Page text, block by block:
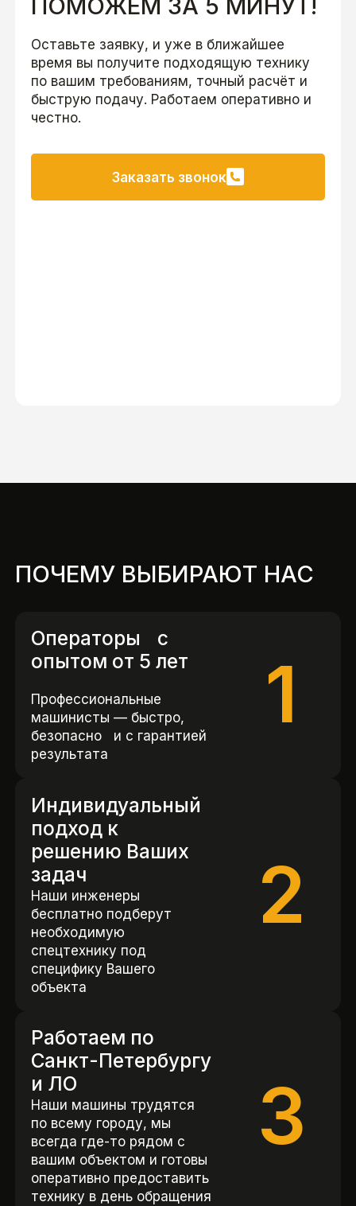
ПОМОЖЕМ ЗА 5 МИНУТ!
Оставьте заявку, и уже в ближайшее
время вы получите подходящую технику
по вашим требованиям, точный расчёт и
быструю подачу. Работаем оперативно и
честно.
Заказать звонок
ПОЧЕМУ ВЫБИРАЮТ НАС
Операторы с
опытом от 5 лет
Профессиональные
машинисты — быстро,
безопасно и с гарантией
результата
1
Индивидуальный
подход к
решению Ваших
задач
Наши инженеры
бесплатно подберут
необходимую
спецтехнику под
специфику Вашего
объекта
2
Работаем по
Санкт-Петербургу
и ЛО
Наши машины трудятся
по всему городу, мы
всегда где-то рядом с
вашим объектом и готовы
оперативно предоставить
технику в день обращения
3